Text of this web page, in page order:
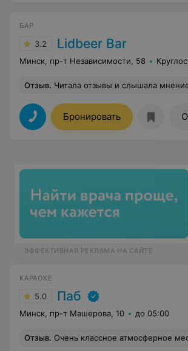
БАР
3.2 Lidbeer Bar
Минск, пр-т Независимости, 58
Отзыв. Читала отзывы и слышала мнение друзей. Недавно пришли с подружками и, ожидая плохого, были приятно удивлены. Да, мы знали, что столик надо бронировать заранее, потому что до этого парочку раз не попали. Контингент - в основном студенты, но есть ребята и постарше. Пиво разливное с бутылочным и фестивальным даже нельзя сравнивать, все на намного лучше. Из еды мы заказывали бургер, брускетту и тарелку пивную
Бронировать
ЭФФЕКТИВНАЯ РЕКЛАМА НА САЙТЕ
КАРАОКЕ
5.0 Паб
Минск, пр-т Машерова, 10 до 05:00
Отзыв. Очень классное атмосферное место, как любителю пива очень понравился большой ассортимент пенного. Кухня